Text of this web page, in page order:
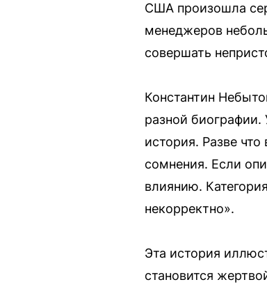
США произошла
менеджеров
совершать
Константин
разной биографии.
история. Разве
сомнения. Если
влиянию.
некорректно».
Эта история
становится